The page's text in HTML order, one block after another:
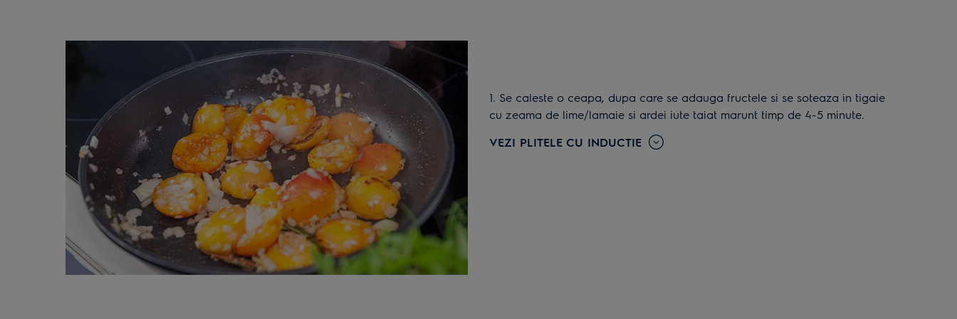
1. Se caleste o ceapa, dupa care se adauga fructele si se soteaza in tigaie
cu zeama de lime/lamaie si ardei iute taiat marunt timp de 4-5 minute.
VEZI PLITELE CU INDUCTIE